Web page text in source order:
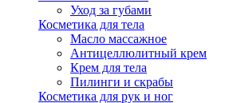
Уход за губами
Косметика для тела
Масло массажное
Антицеллюлитный крем
Крем для тела
Пилинги и скрабы
Косметика для рук и ног